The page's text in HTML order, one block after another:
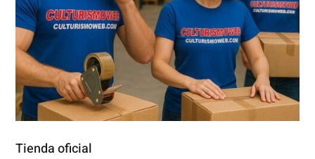
Tienda oficial